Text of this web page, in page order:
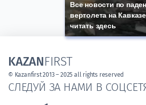
Все новости по
вертолета на
читать здесь
СЛЕДУЙ ЗА НАМИ В
KAZANFIRST
© Kazanfirst 2013 – 2025 all rights reserved